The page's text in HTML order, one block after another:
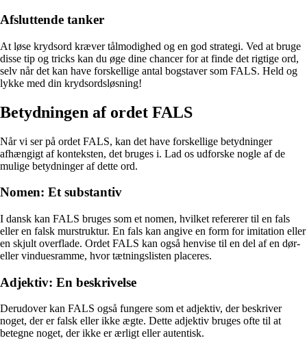
Afsluttende tanker
At løse krydsord kræver tålmodighed og en god strategi. Ved at bruge
disse tip og tricks kan du øge dine chancer for at finde det rigtige ord,
selv når det kan have forskellige antal bogstaver som FALS. Held og
lykke med din krydsordsløsning!
Betydningen af ordet FALS
Når vi ser på ordet FALS, kan det have forskellige betydninger
afhængigt af konteksten, det bruges i. Lad os udforske nogle af de
mulige betydninger af dette ord.
Nomen: Et substantiv
I dansk kan FALS bruges som et nomen, hvilket refererer til en fals
eller en falsk murstruktur. En fals kan angive en form for imitation eller
en skjult overflade. Ordet FALS kan også henvise til en del af en dør-
eller vinduesramme, hvor tætningslisten placeres.
Adjektiv: En beskrivelse
Derudover kan FALS også fungere som et adjektiv, der beskriver
noget, der er falsk eller ikke ægte. Dette adjektiv bruges ofte til at
betegne noget, der ikke er ærligt eller autentisk.